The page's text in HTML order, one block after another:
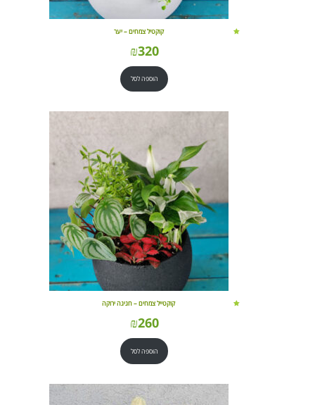
קוקטיל צמחים – יער
₪320
הוספה לסל
קוקטייל צמחים – חגיגה ירוקה
₪260
הוספה לסל